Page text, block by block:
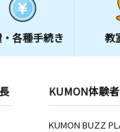
各種手続き 教
KUMON体験
KUMON BUZZ